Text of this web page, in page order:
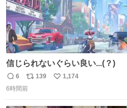
信じられないぐらい良い...(？)
返
信
6
リ
ポ
139
い
1,174
6時間前